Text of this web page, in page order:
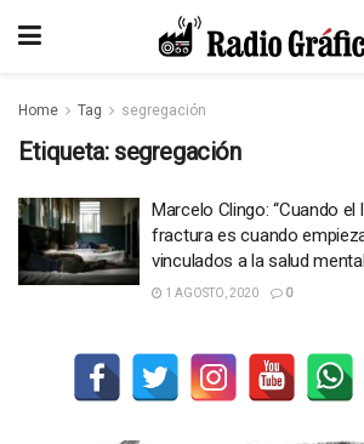
Home Tag segregación
Etiqueta: segregación
Marcelo Clingo: “Cuando
fractura es cuando
vinculados a la salud
1 AGOSTO, 2020 0